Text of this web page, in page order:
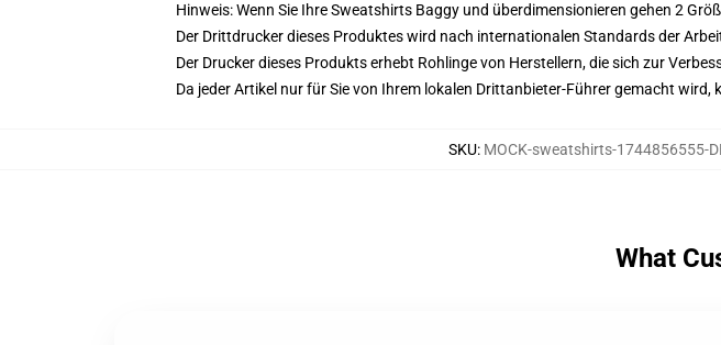
Hinweis: Wenn Sie Ihre Sweatshirts Baggy und überdimensionieren gehen 2
Der Drittdrucker dieses Produktes wird nach internationalen Standards der
Der Drucker dieses Produkts erhebt Rohlinge von Herstellern, die sich zur
Da jeder Artikel nur für Sie von Ihrem lokalen Drittanbieter-Führer gemacht
SKU: MOCK-sweatshirts-1744856555-
What